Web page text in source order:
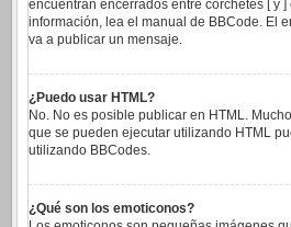
encuentran encerrados entre corchetes [ y
información, lea el manual de BBCode. El
va a publicar un mensaje.
¿Puedo usar HTML?
No. No es posible publicar en HTML.
que se pueden ejecutar utilizando HTML
utilizando BBCodes.
¿Qué son los emoticonos?